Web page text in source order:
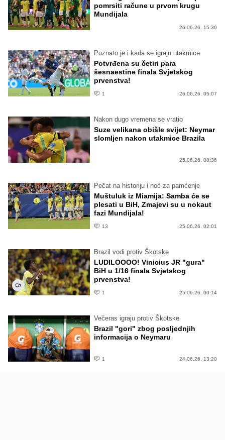
pomrsiti račune u prvom krugu
Mundijala
26.06.26. 15:30
Poznato je i kada se igraju utakmice
Potvrđena su četiri para
šesnaestine finala Svjetskog
prvenstva!
1 26.06.26. 05:07
Nakon dugo vremena se vratio
Suze velikana obišle svijet: Neymar
slomljen nakon utakmice Brazila
25.06.26. 08:36
Pečat na historiju i noć za pamćenje
Muštuluk iz Miamija: Samba će se
plesati u BiH, Zmajevi su u nokaut
fazi Mundijala!
13 25.06.26. 02:01
Brazil vodi protiv Škotske
LUDILOOOO! Vinicius JR "gura"
BiH u 1/16 finala Svjetskog
prvenstva!
1 25.06.26. 00:14
Večeras igraju protiv Škotske
Brazil "gori" zbog posljednjih
informacija o Neymaru
1 24.06.26. 13:20